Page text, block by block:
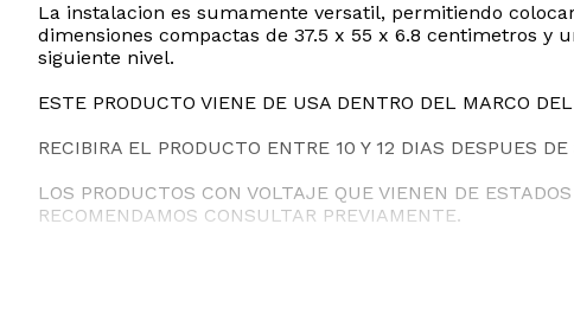
La instalacion es sumamente versatil, permitiendo
dimensiones compactas de 37.5 x 55 x 6.8 centimetros y
siguiente nivel.
ESTE PRODUCTO VIENE DE USA DENTRO DEL MARCO
RECIBIRA EL PRODUCTO ENTRE 10 Y 12 DIAS DESPUES
LOS PRODUCTOS CON VOLTAJE QUE VIENEN DE
RECOMENDAMOS CONSULTAR PREVIAMENTE.